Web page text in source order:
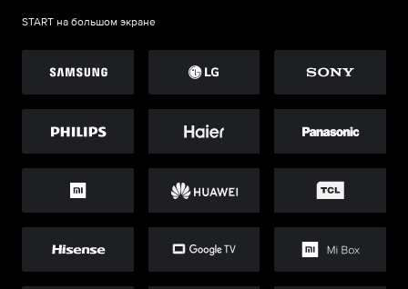
START на большом экране